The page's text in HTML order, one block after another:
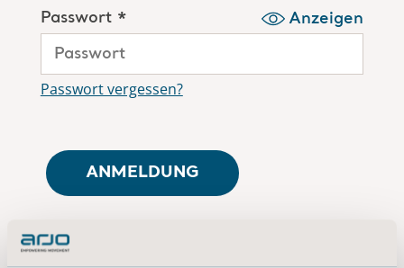
Passwort * Anzeigen
Passwort vergessen?
ANMELDUNG
Neuer Benutzer?